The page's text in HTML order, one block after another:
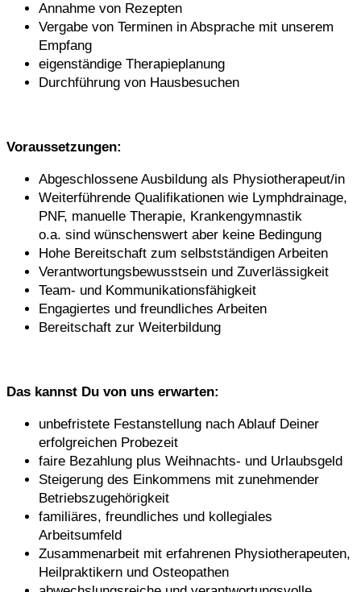
Annahme von Rezepten
Vergabe von Terminen in Absprache mit unserem
Empfang
eigenständige Therapieplanung
Durchführung von Hausbesuchen
Voraussetzungen:
Abgeschlossene Ausbildung als Physiotherapeut/in
Weiterführende Qualifikationen wie Lymphdrainage,
PNF, manuelle Therapie, Krankengymnastik
o.a. sind wünschenswert aber keine Bedingung
Hohe Bereitschaft zum selbstständigen Arbeiten
Verantwortungsbewusstsein und Zuverlässigkeit
Team- und Kommunikationsfähigkeit
Engagiertes und freundliches Arbeiten
Bereitschaft zur Weiterbildung
Das kannst Du von uns erwarten:
unbefristete Festanstellung nach Ablauf Deiner
erfolgreichen Probezeit
faire Bezahlung plus Weihnachts- und Urlaubsgeld
Steigerung des Einkommens mit zunehmender
Betriebszugehörigkeit
familiäres, freundliches und kollegiales
Arbeitsumfeld
Zusammenarbeit mit erfahrenen Physiotherapeuten,
Heilpraktikern und Osteopathen